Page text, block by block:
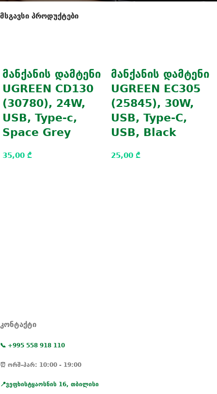
მსგავსი პროდუქტები
მანქანის დამტენი
UGREEN CD130
(30780), 24W,
USB, Type-c,
Space Grey
35,00 ₾
მანქანის დამტენი
UGREEN EC305
(25845), 30W,
USB, Type-C,
USB, Black
25,00 ₾
კონტაქტი
📞 +995 558 918 110
⏰ ორშ-პარ: 10:00 - 19:00
📍ვეფხისტყაოსნის 16, თბილისი